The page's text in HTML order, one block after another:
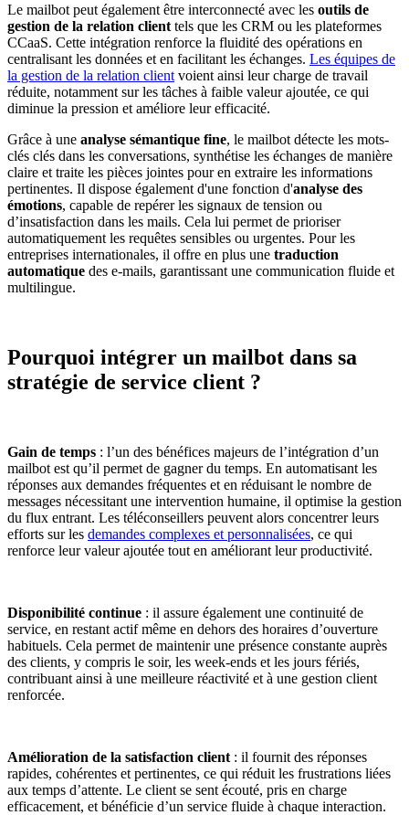
Le mailbot peut également être interconnecté avec les outils de
gestion de la relation client tels que les CRM ou les plateformes
CCaaS. Cette intégration renforce la fluidité des opérations en
centralisant les données et en facilitant les échanges. Les équipes de
la gestion de la relation client voient ainsi leur charge de travail
réduite, notamment sur les tâches à faible valeur ajoutée, ce qui
diminue la pression et améliore leur efficacité.
Grâce à une analyse sémantique fine, le mailbot détecte les mots-
clés clés dans les conversations, synthétise les échanges de manière
claire et traite les pièces jointes pour en extraire les informations
pertinentes. Il dispose également d'une fonction d'analyse des
émotions, capable de repérer les signaux de tension ou
d’insatisfaction dans les mails. Cela lui permet de prioriser
automatiquement les requêtes sensibles ou urgentes. Pour les
entreprises internationales, il offre en plus une traduction
automatique des e-mails, garantissant une communication fluide et
multilingue.
Pourquoi intégrer un mailbot dans sa
stratégie de service client ?
Gain de temps : l’un des bénéfices majeurs de l’intégration d’un
mailbot est qu’il permet de gagner du temps. En automatisant les
réponses aux demandes fréquentes et en réduisant le nombre de
messages nécessitant une intervention humaine, il optimise la gestion
du flux entrant. Les téléconseillers peuvent alors concentrer leurs
efforts sur les demandes complexes et personnalisées, ce qui
renforce leur valeur ajoutée tout en améliorant leur productivité.
Disponibilité continue : il assure également une continuité de
service, en restant actif même en dehors des horaires d’ouverture
habituels. Cela permet de maintenir une présence constante auprès
des clients, y compris le soir, les week-ends et les jours fériés,
contribuant ainsi à une meilleure réactivité et à une gestion client
renforcée.
Amélioration de la satisfaction client : il fournit des réponses
rapides, cohérentes et pertinentes, ce qui réduit les frustrations liées
aux temps d’attente. Le client se sent écouté, pris en charge
efficacement, et bénéficie d’un service fluide à chaque interaction.